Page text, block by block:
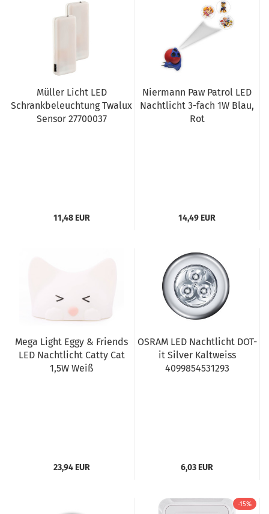
Müller Licht LED
Schrankbeleuchtung Twalux
Sensor 27700037
11,48 EUR
Niermann Paw Patrol LED
Nachtlicht 3-fach 1W Blau,
Rot
14,49 EUR
Mega Light Eggy & Friends
LED Nachtlicht Catty Cat
1,5W Weiß
23,94 EUR
OSRAM LED Nachtlicht DOT-
it Silver Kaltweiss
4099854531293
6,03 EUR
-15%